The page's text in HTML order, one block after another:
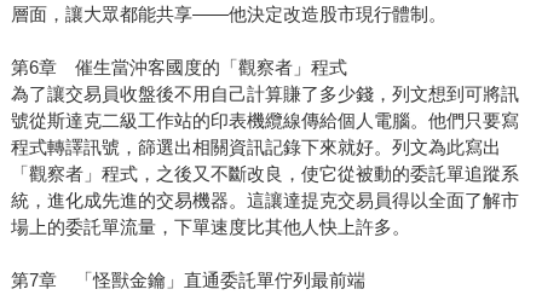
層面，讓大眾都能共享——他決定改造股市現行體制。
第6章 催生當沖客國度的「觀察者」程式
為了讓交易員收盤後不用自己計算賺了多少錢，列文想到可將訊
號從斯達克二級工作站的印表機纜線傳給個人電腦。他們只要寫
程式轉譯訊號，篩選出相關資訊記錄下來就好。列文為此寫出
「觀察者」程式，之後又不斷改良，使它從被動的委託單追蹤系
統，進化成先進的交易機器。這讓達提克交易員得以全面了解市
場上的委託單流量，下單速度比其他人快上許多。
第7章 「怪獸金鑰」直通委託單佇列最前端